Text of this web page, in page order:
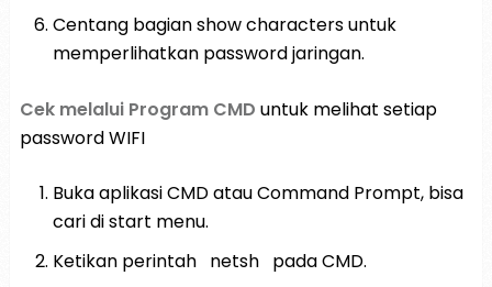
Centang bagian show characters untuk
memperlihatkan password jaringan.
Cek melalui Program CMD untuk melihat setiap
password WIFI
Buka aplikasi CMD atau Command Prompt, bisa
cari di start menu.
Ketikan perintah netsh pada CMD.